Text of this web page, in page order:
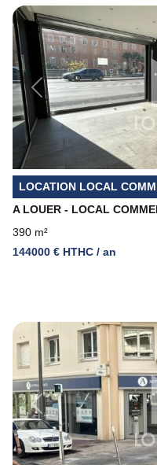
Previous
LOCATION LOCAL
A LOUER - LOCAL
390 m²
144000 € HTHC / an
Previous